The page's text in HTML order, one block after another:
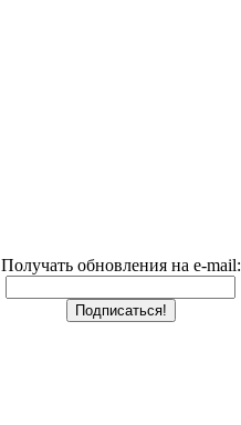
Получать обновления на e-mail: